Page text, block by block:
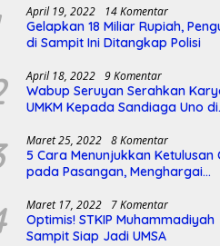
April 19, 2022 14 Komentar
Gelapkan 18 Miliar Rupiah,
di Sampit Ini Ditangkap Polisi
April 18, 2022 9 Komentar
Wabup Seruyan Serahkan
UMKM Kepada Sandiaga Uno di
Maret 25, 2022 8 Komentar
5 Cara Menunjukkan Ketulusan
pada Pasangan, Menghargai
Maret 17, 2022 7 Komentar
Optimis! STKIP Muhammadiyah
Sampit Siap Jadi UMSA